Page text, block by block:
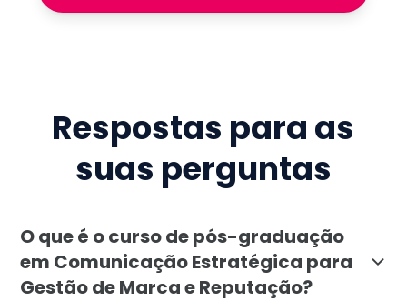
Respostas para as
suas perguntas
O que é o curso de pós-graduação
em Comunicação Estratégica para
Gestão de Marca e Reputação?